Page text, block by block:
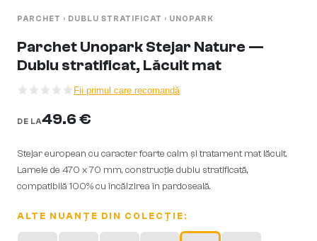
PARCHET › DUBLU STRATIFICAT › UNOPARK
Parchet Unopark Stejar Nature —
Dublu stratificat, Lăcuit mat
Fii primul care recomandă
DE LA49.6 €
Stejar european cu caracter foarte calm și tratament mat lăcuit.
Lamele de 470 x 70 mm, construcție dublu stratificată,
compatibilă 100% cu încălzirea în pardoseală.
ALTE NUANȚE DIN COLECȚIE: